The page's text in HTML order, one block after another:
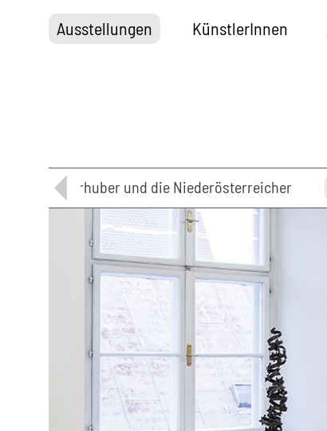
Ausstellungen KünstlerInnen
Oswald Oberhuber und die Niederösterreicher